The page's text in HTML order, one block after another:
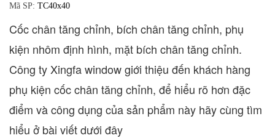
Mã SP: TC40x40
Cốc chân tăng chỉnh, bích chân tăng chỉnh, phụ
kiện nhôm định hình, mặt bích chân tăng chỉnh.
Công ty Xingfa window giới thiệu đến khách hàng
phụ kiện cốc chân tăng chỉnh, để hiểu rõ hơn đặc
điểm và công dụng của sản phẩm này hãy cùng tìm
hiểu ở bài viết dưới đây